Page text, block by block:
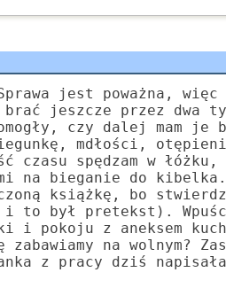
jest poważna, więc
jeszcze przez dwa
czy dalej mam je
mdłości,
czasu spędzam w
na bieganie do kibelka.
książkę, bo
i to był pretekst).
z aneksem
na wolnym?
z pracy dziś